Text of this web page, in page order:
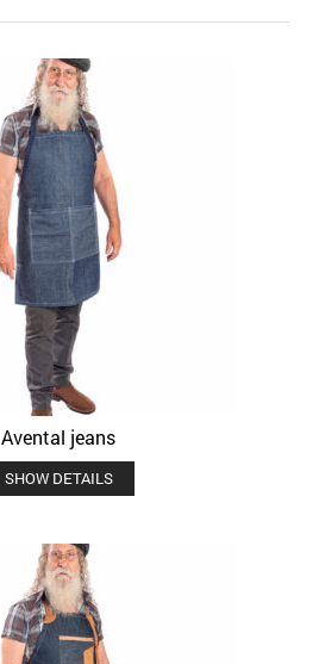
Avental jeans
SHOW DETAILS